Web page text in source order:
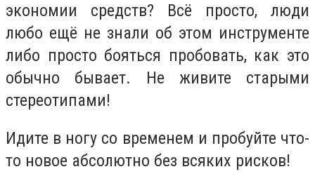
экономии средств? Всё просто, люди
любо ещё не знали об этом инструменте
либо просто бояться пробовать, как это
обычно бывает. Не живите старыми
стереотипами!
Идите в ногу со временем и пробуйте что-
то новое абсолютно без всяких рисков!